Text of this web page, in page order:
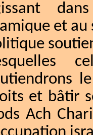
et
et bâtir
Ach